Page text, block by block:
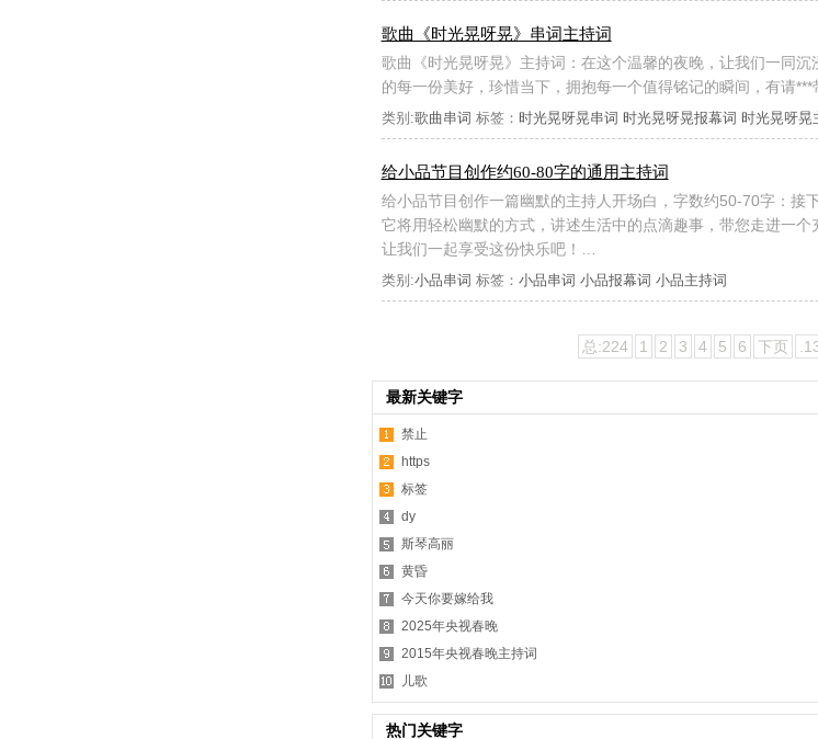
歌曲《时光晃呀晃》串词主持词
歌曲《时光晃呀晃》主持词：在这个温馨的夜晚，让我们一同
的每一份美好，珍惜当下，拥抱每一个值得铭记的瞬间，有请***
类别:歌曲串词 标签： 时光晃呀晃串词 时光晃呀晃报幕词 时光晃呀晃
给小品节目创作约60-80字的通用主持词
给小品节目创作一篇幽默的主持人开场白，字数约50-70字：接
它将用轻松幽默的方式，讲述生活中的点滴趣事，带您走进一个
让我们一起享受这份快乐吧！…
类别:小品串词 标签： 小品串词 小品报幕词 小品主持词
总:224 1 2 3 4 5 6 下页
最新关键字
禁止
https
标签
dy
斯琴高丽
黄昏
今天你要嫁给我
2025年央视春晚
2015年央视春晚主持词
儿歌
热门关键字